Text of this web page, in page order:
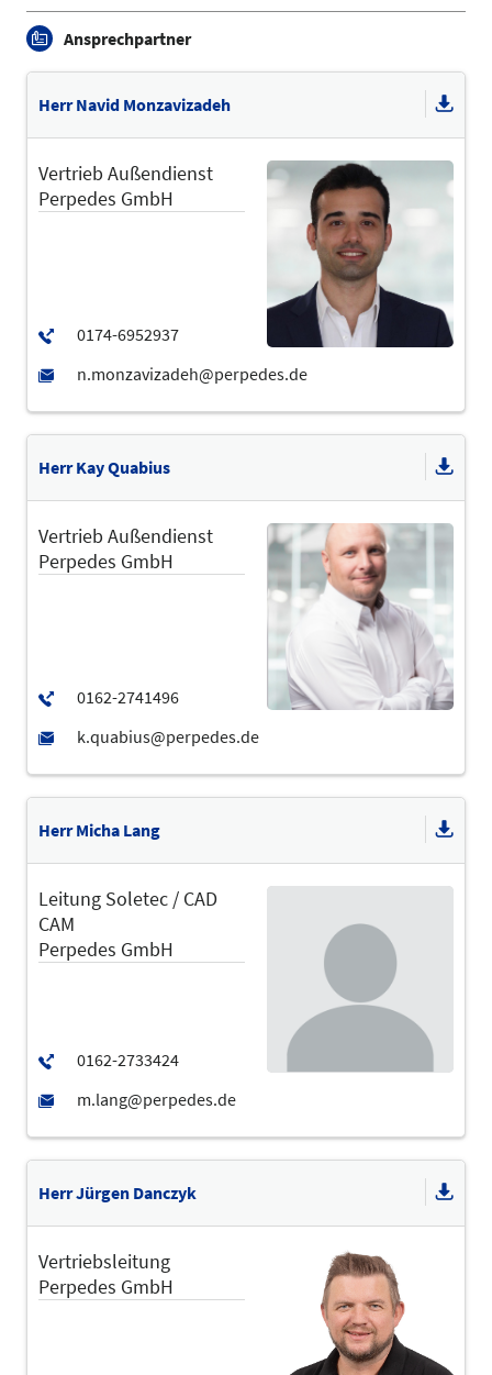
Ansprechpartner
Herr Navid Monzavizadeh
Vertrieb Außendienst
Perpedes GmbH
Herr Kay Quabius
Vertrieb Außendienst
Perpedes GmbH
Herr Micha Lang
Leitung Soletec / CAD
CAM
Perpedes GmbH
Herr Jürgen Danczyk
Vertriebsleitung
Perpedes GmbH